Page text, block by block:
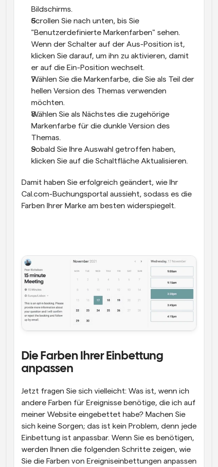
Bildschirms.
Scrollen Sie nach unten, bis Sie
"Benutzerdefinierte Markenfarben" sehen.
Wenn der Schalter auf der Aus-Position ist,
klicken Sie darauf, um ihn zu aktivieren, damit
er auf die Ein-Position wechselt.
Wählen Sie die Markenfarbe, die Sie als Teil der
hellen Version des Themas verwenden
möchten.
Wählen Sie als Nächstes die zugehörige
Markenfarbe für die dunkle Version des
Themas.
Sobald Sie Ihre Auswahl getroffen haben,
klicken Sie auf die Schaltfläche Aktualisieren.
Damit haben Sie erfolgreich geändert, wie Ihr
Cal.com-Buchungsportal aussieht, sodass es die
Farben Ihrer Marke am besten widerspiegelt.
Die Farben Ihrer Einbettung
anpassen
Jetzt fragen Sie sich vielleicht: Was ist, wenn ich
andere Farben für Ereignisse benötige, die ich auf
meiner Website eingebettet habe? Machen Sie
sich keine Sorgen; das ist kein Problem, denn jede
Einbettung ist anpassbar. Wenn Sie es benötigen,
werden Ihnen die folgenden Schritte zeigen, wie
Sie die Farben von Ereigniseinbettungen anpassen